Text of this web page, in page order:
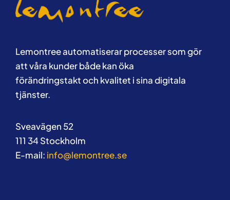
Lemontree automatiserar processer som gör
att våra kunder både kan öka
förändringstakt och kvalitet i sina digitala
tjänster.
Sveavägen 52
111 34 Stockholm
E-mail: info@lemontree.se